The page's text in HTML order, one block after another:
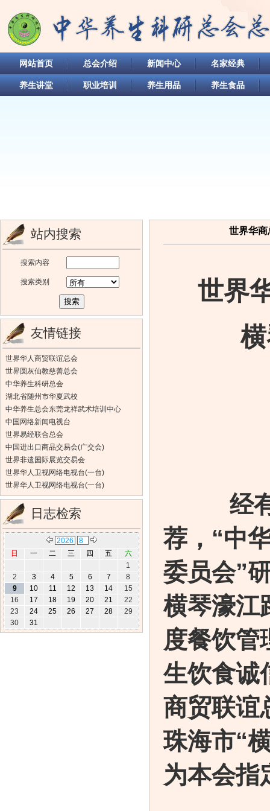
网站首页 总会介绍 新闻中心 名家经典
养生讲堂 职业培训 养生用品 养生食品
站内搜索
搜索内容
搜索类别
友情链接
世界华人商贸联谊总会
世界圆灰仙教慈善总会
中华养生科研总会
湖北省随州市华夏武校
中华养生总会东莞龙祥武术培训中心
中国网络新闻电视台
世界易经联合总会
中国进出口商品交易会(广交会)
世界非遗国际展览交易会
世界华人卫视网络电视台(一台)
世界华人卫视网络电视台(一台)
日志检索
日 一 二 三 四 五
六
1
2
3 4 5 6 7
8
9
10 11 12 13 14
15
16
17 18 19 20 21
22
23
24 25 26 27 28
29
30
31
世界华商
世界
经
荐，“中
委员会”
横琴濠江
度餐饮管
生饮食诚
商贸联谊
珠海市“
为本会指